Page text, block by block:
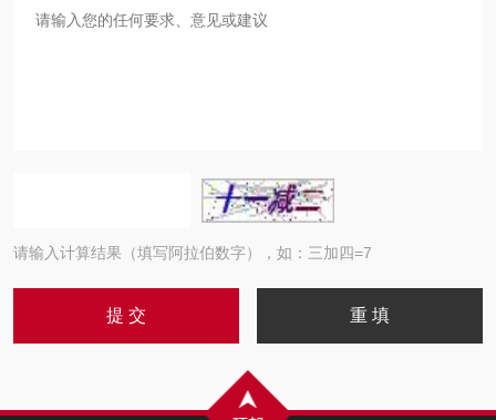
请输入计算结果（填写阿拉伯数字），如：三加四=7